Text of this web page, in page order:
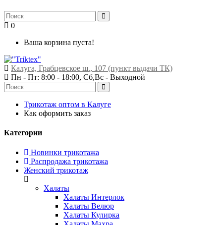
0
Ваша корзина пуста!
Калуга, Грабцевское ш., 107 (пункт выдачи ТК)
Пн - Пт: 8:00 - 18:00, Сб,Вс - Выходной
Трикотаж оптом в Калуге
Как оформить заказ
Категории
Новинки трикотажа
Распродажа трикотажа
Женский трикотаж
Халаты
Халаты Интерлок
Халаты Велюр
Халаты Кулирка